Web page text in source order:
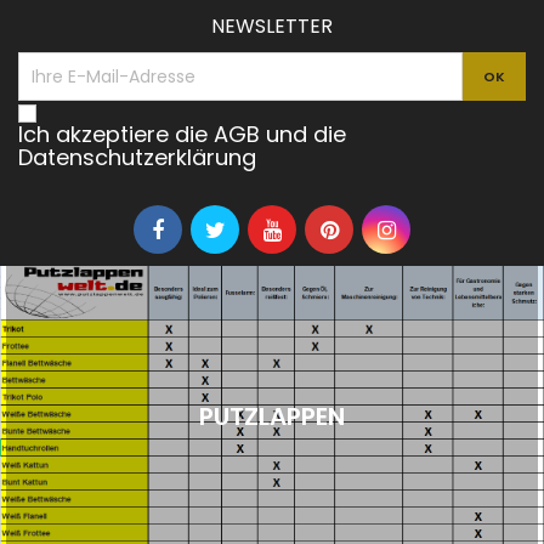
NEWSLETTER
Ich akzeptiere die AGB und die
Datenschutzerklärung
PUTZLAPPEN